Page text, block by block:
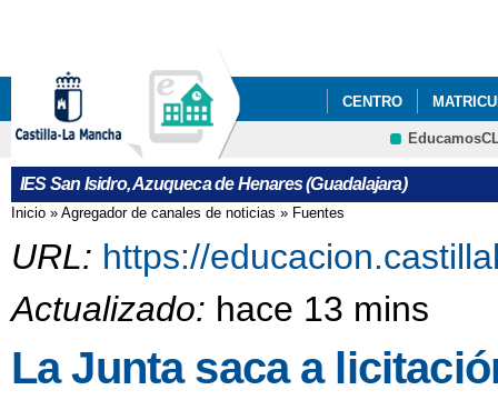
CENTRO
PODCAST ONDASANI
EXÁMENES PARA
CRFP
IES San Isidro, Azuqueca de Henares (Guadalajara)
Se encuentra usted aquí
Inicio » Agregador de canales de noticias » Fuentes
URL: https://
Actualizado: hace 13 mins
La Junta saca a